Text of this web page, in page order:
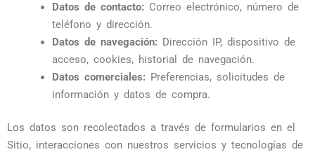
Datos de contacto: Correo electrónico, número de
teléfono y dirección.
Datos de navegación: Dirección IP, dispositivo de
acceso, cookies, historial de navegación.
Datos comerciales: Preferencias, solicitudes de
información y datos de compra.
Los datos son recolectados a través de formularios en el
Sitio, interacciones con nuestros servicios y tecnologías de